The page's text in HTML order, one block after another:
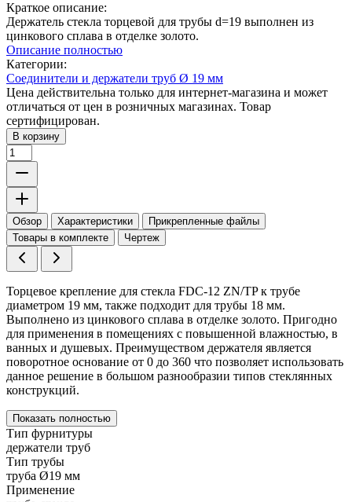
Краткое описание:
Держатель стекла торцевой для трубы d=19 выполнен из
цинкового сплава в отделке золото.
Описание полностью
Категории:
Соединители и держатели труб Ø 19 мм
Цена действительна только для интернет-магазина и может
отличаться от цен в розничных магазинах. Товар
сертифицирован.
В корзину
Обзор Характеристики
Прикрепленные файлы
Товары в комплекте
Чертеж
Торцевое крепление для стекла FDC-12 ZN/TP к трубе
диаметром 19 мм, также подходит для трубы 18 мм.
Выполнено из цинкового сплава в отделке золото. Пригодно
для применения в помещениях с повышенной влажностью, в
ванных и душевых. Преимуществом держателя является
поворотное основание от 0 до 360 что позволяет использовать
данное решение в большом разнообразии типов стеклянных
конструкций.
Показать полностью
Тип фурнитуры
держатели труб
Тип трубы
труба Ø19 мм
Применение